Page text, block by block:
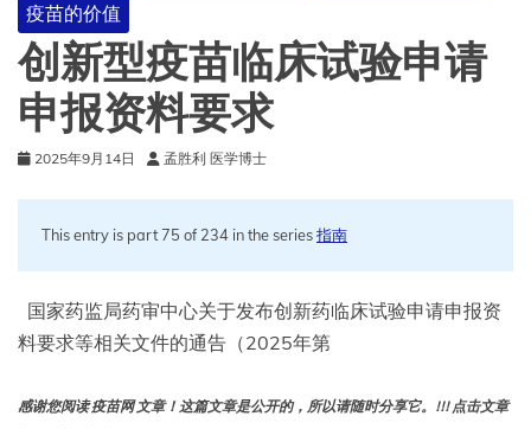
原
则
疫苗的价值
创新型疫苗临床试验申请
申报资料要求
2025年9月14日 孟胜利 医学博士
This entry is part 75 of 234 in the series指南
国家药监局药审中心关于发布创新药临床试验申请申报资
料要求等相关文件的通告（2025年第
感谢您阅读 疫苗网 文章！这篇文章是公开的，所以请随时分享它。!!! 点击文章